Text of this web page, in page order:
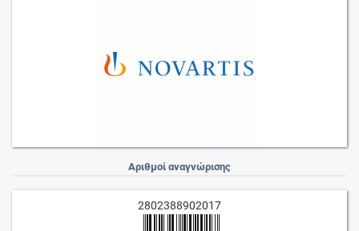
Αριθμοί αναγνώρισης
2802388902017